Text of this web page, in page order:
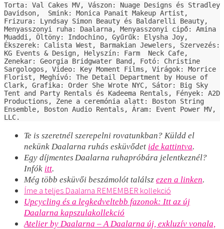
Torta: Val Cakes MV, Vászon: Nuage Designs és Stradley
Davidson,  Smink: Monica Panait Makeup Artist,
Frizura: Lyndsay Simon Beauty és Baldarelli Beauty,
Menyasszonyi ruha: Daalarna, Menyasszonyi cipő: Amina
Muaddi, Öltöny: Indochino, Gyűrűk: Elysha Joy,
Ékszerek: Calista West, Barmakian Jewelers, Szervezés:
KG Events & Design, Helyszín: Farm  Neck Cafe,
Zenekar: Georgia Bridgwater Band, Fotó: Christine
Sargologos, Video: Key Moment Films, Virágok: Morrice
Florist, Meghívó: The Detail Department by House of
Clark, Grafika: Order She Wrote NYC, Sátor: Big Sky
Tent and Party Rentals és Kadeema Rentals, Fények: A2D
Productions, Zene a ceremónia alatt: Boston String
Ensemble, Boston Audio Rentals, Áram: Event Power MV,
LLC.
Te is szeretnél szerepelni rovatunkban? Küldd el
nekünk Daalarna ruhás esküvődet ide kattintva.
Egy díjmentes Daalarna ruhapróbára jelentkeznél?
Infók itt.
Még több esküvői beszámolót találsz ezen a linken.
Íme a teljes Daalarna REMEMBER kollekció
Upcycling és a legkedveltebb fazonok: Itt az új
Daalarna kapszulakollekció
Atelier by Daalarna – A Daalarna új, exkluzív vonala,